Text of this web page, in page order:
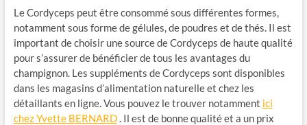
Le Cordyceps peut être consommé sous différentes formes,
notamment sous forme de gélules, de poudres et de thés. Il est
important de choisir une source de Cordyceps de haute qualité
pour s’assurer de bénéficier de tous les avantages du
champignon. Les suppléments de Cordyceps sont disponibles
dans les magasins d’alimentation naturelle et chez les
détaillants en ligne. Vous pouvez le trouver notamment ici
chez Yvette BERNARD. Il est de bonne qualité et a un prix